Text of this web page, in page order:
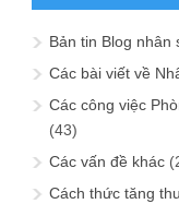
Bản tin Blog nhân
Các bài viết về
Các công việc
(43)
Các vấn đề khác
Cách thức tăng